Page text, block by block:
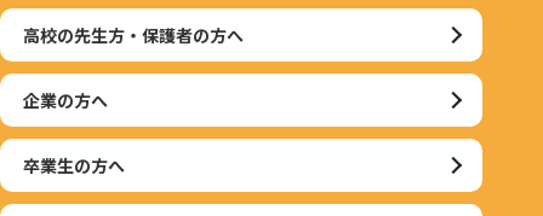
高校の先生方・保護者の方へ
企業の方へ
卒業生の方へ